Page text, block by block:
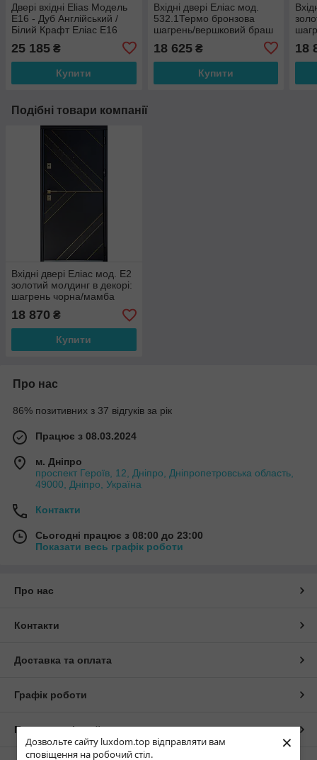
Дозвольте сайту luxdom.top відправляти вам
сповіщення на робочий стіл.
×
Двері вхідні Elias Модель
Е16 - Дуб Англійський /
Білий Крафт Eліас Е16
25 185 ₴
Купити
Вхідні двері Еліас мод.
532.1Термо бронзова
шагрень/вершковий браш
18 625₴
Купити
18
Подібні товари компанії
Вхідні двері Еліас мод. Е2
золотий молдинг в декорі:
шагрень чорна/мамба
моріон/ олово супермат-
бетон сніжний
18 870 ₴
Купити
Про нас
86% позитивних з 37 відгуків за рік
Працює з 08.03.2024
м. Дніпро
проспект Героїв, 12, Дніпро, Дніпропетровська область,
49000, Дніпро, Україна
Контакти
Сьогодні працює з 08:00 до 23:00
Показати весь графік роботи
Про нас
Контакти
Доставка та оплата
Графік роботи
Повна версія сайту